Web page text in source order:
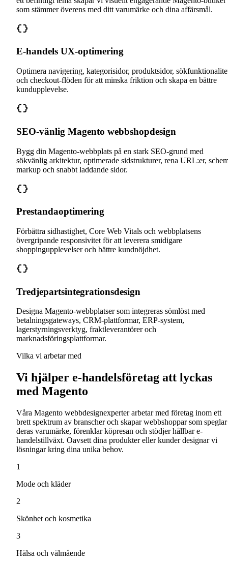
som stämmer överens med ditt varumärke och dina affärsmål.
E-handels UX-optimering
Optimera navigering, kategorisidor, produktsidor,
och checkout-flöden för att minska friktion och skapa en bättre
kundupplevelse.
SEO-vänlig Magento webbshopdesign
Bygg din Magento-webbplats på en stark SEO-grund med
sökvänlig arkitektur, optimerade sidstrukturer, rena URL:er,
markup och snabbt laddande sidor.
Prestandaoptimering
Förbättra sidhastighet, Core Web Vitals och webbplatsens
övergripande responsivitet för att leverera smidigare
shoppingupplevelser och bättre kundnöjdhet.
Tredjepartsintegrationsdesign
Designa Magento-webbplatser som integreras sömlöst med
betalningsgateways, CRM-plattformar, ERP-system,
lagerstyrningsverktyg, fraktleverantörer och
marknadsföringsplattformar.
Vilka vi arbetar med
Vi hjälper e-handelsföretag att lyckas
med Magento
Våra Magento webbdesignexperter arbetar med företag inom ett
brett spektrum av branscher och skapar webbshoppar som speglar
deras varumärke, förenklar köpresan och stödjer hållbar e-
handelstillväxt. Oavsett dina produkter eller kunder designar vi
lösningar kring dina unika behov.
1
Mode och kläder
2
Skönhet och kosmetika
3
Hälsa och välmående